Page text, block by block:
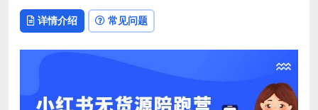
详情介绍 常见问题